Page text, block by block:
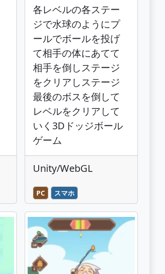
各レベルの各ステー
ジで水球のようにプ
ールでボールを投げ
て相手の体にあてて
相手を倒しステージ
をクリアしステージ
最後のボスを倒して
レベルをクリアして
いく3Dドッジボール
ゲーム
Unity/WebGL
PC スマホ